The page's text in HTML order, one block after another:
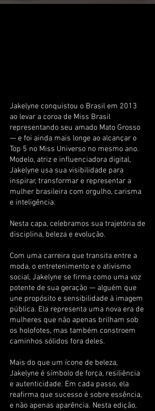
Jakelyne conquistou o Brasil em 2013
ao levar a coroa de Miss Brasil
representando seu amado Mato Grosso
— e foi ainda mais longe ao alcançar o
Top 5 no Miss Universo no mesmo ano.
Modelo, atriz e influenciadora digital,
Jakelyne usa sua visibilidade para
inspirar, transformar e representar a
mulher brasileira com orgulho, carisma
e inteligência.
Nesta capa, celebramos sua trajetória de
disciplina, beleza e evolução.
Com uma carreira que transita entre a
moda, o entretenimento e o ativismo
social, Jakelyne se firma como uma voz
potente de sua geração — alguém que
une propósito e sensibilidade à imagem
pública. Ela representa uma nova era de
mulheres que não apenas brilham sob
os holofotes, mas também constroem
caminhos sólidos fora deles.
Mais do que um ícone de beleza,
Jakelyne é símbolo de força, resiliência
e autenticidade. Em cada passo, ela
reafirma que sucesso é sobre essência,
e não apenas aparência. Nesta edição,